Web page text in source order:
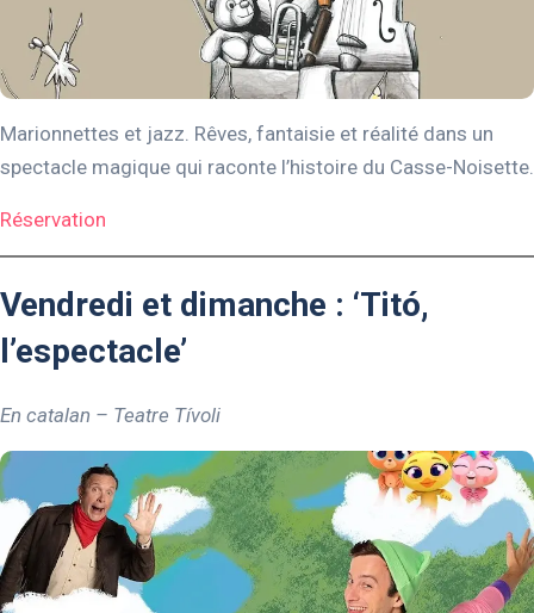
Marionnettes et jazz. Rêves, fantaisie et réalité dans un
spectacle magique qui raconte l’histoire du Casse-Noisette.
Réservation
Vendredi et dimanche : ‘Titó,
l’espectacle’
En catalan – Teatre Tívoli